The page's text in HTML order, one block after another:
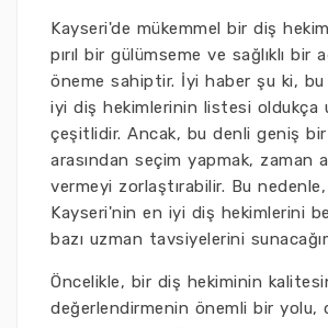
Kayseri'de mükemmel bir diş
pırıl bir gülümseme ve sağlıklı bir
öneme sahiptir. İyi haber şu ki, bu
iyi diş hekimlerinin listesi oldukça
çeşitlidir. Ancak, bu denli geniş
arasından seçim yapmak, zaman
vermeyi zorlaştırabilir. Bu
Kayseri'nin en iyi diş hekimlerini
bazı uzman tavsiyelerini
Öncelikle, bir diş hekiminin
değerlendirmenin önemli bir yolu,